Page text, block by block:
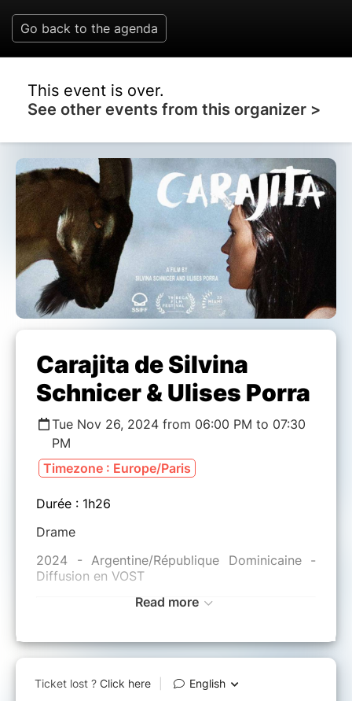
Go back to the agenda
This event is over.
See other events from this organizer >
Carajita de Silvina
Schnicer & Ulises Porra
Tue Nov 26, 2024 from 06:00 PM to 07:30
PM
Timezone : Europe/Paris
Durée : 1h26
Drame
2024 - Argentine/République Dominicaine -
Diffusion en VOST
Mais un accident va remettre en cause leur
les séparer.
Read more